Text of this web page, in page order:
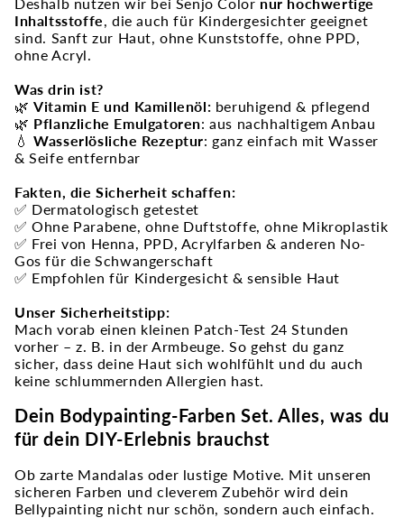
Inhaltsstoffe , die auch für Kindergesichter geeignet
sind. Sanft zur Haut, ohne Kunststoffe, ohne PPD,
ohne Acryl.
Was drin ist?
🌿Vitamin E und Kamillenöl: beruhigend & pflegend
🌿 Pflanzliche Emulgatoren: aus nachhaltigem Anbau
💧Wasserlösliche Rezeptur: ganz einfach mit Wasser
& Seife entfernbar
Fakten, die Sicherheit schaffen:
✅ Dermatologisch getestet
✅ Ohne Parabene, ohne Duftstoffe, ohne Mikroplastik
✅ Frei von Henna, PPD, Acrylfarben & anderen No-
Gos für die Schwangerschaft
✅ Empfohlen für Kindergesicht & sensible Haut
Unser Sicherheitstipp:
Mach vorab einen kleinen Patch-Test 24 Stunden
vorher – z. B. in der Armbeuge. So gehst du ganz
sicher, dass deine Haut sich wohlfühlt und du auch
keine schlummernden Allergien hast.
Dein Bodypainting-Farben Set. Alles, was du
für dein DIY-Erlebnis brauchst
Ob zarte Mandalas oder lustige Motive. Mit unseren
sicheren Farben und cleverem Zubehör wird dein
Bellypainting nicht nur schön, sondern auch einfach.